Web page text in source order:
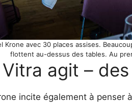
Krone avec 30 places assises.
flottent au-dessus des tables. Au
agit –
incite également à